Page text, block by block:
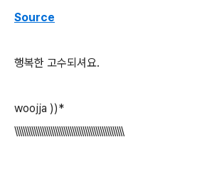
Source
행복한 고수되셔요.
woojja ))*
\\\\\\\\\\\\\\\\\\\\\\\\\\\\\\\\\\\\\\\\\\\\\\\\\\\